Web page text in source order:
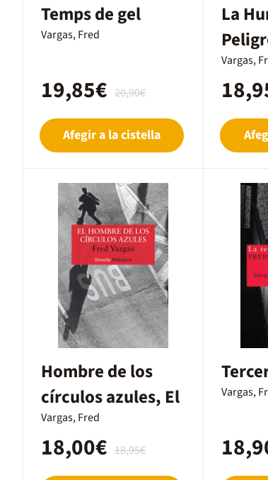
Temps de gel
Vargas, Fred
20,90€
19,85€
Afegir a la cistella
La
Vargas,
Hombre de los
círculos azules, El
Vargas, Fred
18,95€
18,00€
Vargas,